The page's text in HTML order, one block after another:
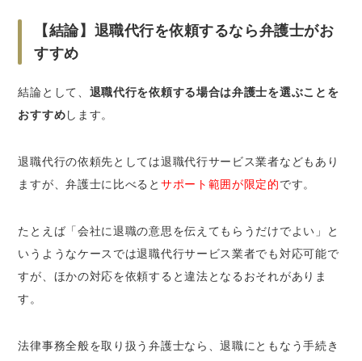
【結論】退職代行を依頼するなら弁護士がお
すすめ
結論として、 退職代行を依頼する場合は弁護士を選ぶことを
おすすめします。
退職代行の依頼先としては退職代行サービス業者などもあり
ますが、弁護士に比べると サポート範囲が限定的です。
たとえば「会社に退職の意思を伝えてもらうだけでよい」と
いうようなケースでは退職代行サービス業者でも対応可能で
すが、ほかの対応を依頼すると違法となるおそれがありま
す。
法律事務全般を取り扱う弁護士なら、退職にともなう手続き